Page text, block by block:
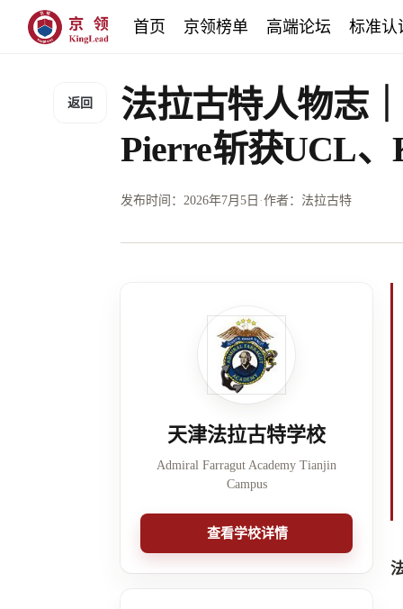
首页 京领榜单 高端论坛 标准认
返回
法拉古特人物志
Pierre斩获UCL
发布时间：2026年7月5日 ·作者：法拉古特
天津法拉古特学校
Admiral Farragut Academy Tianjin
Campus
查看学校详情